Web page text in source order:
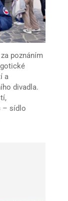
poznáním
a
divadla.
– sídlo